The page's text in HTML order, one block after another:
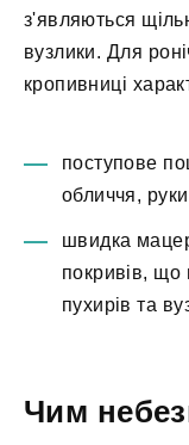
з'являються
вузлики. Для
кропивниці
поступове
обличчя,
швидка
покривів, що
пухирів та
Чим